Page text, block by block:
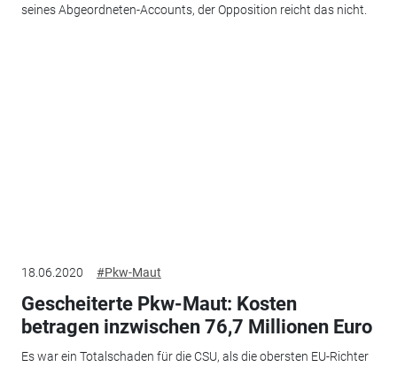
seines Abgeordneten-Accounts, der Opposition reicht das nicht.
18.06.2020 #Pkw-Maut
Gescheiterte Pkw-Maut: Kosten
betragen inzwischen 76,7 Millionen Euro
Es war ein Totalschaden für die CSU, als die obersten EU-Richter